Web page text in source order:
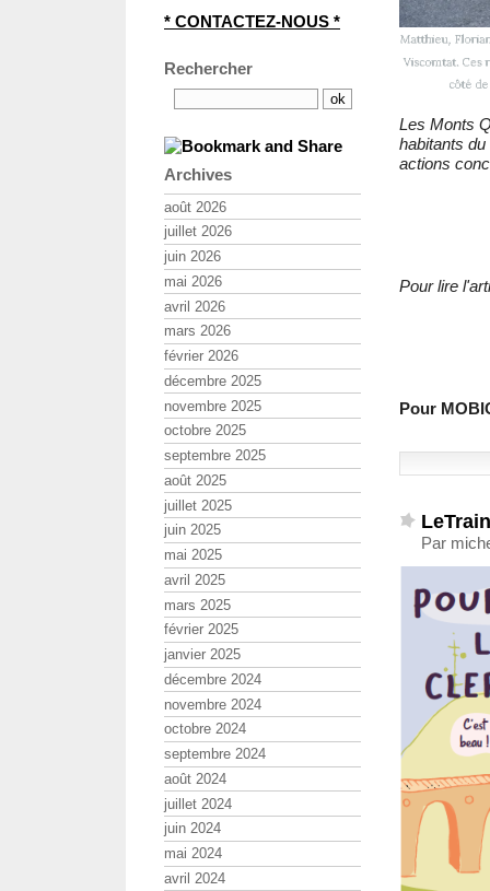
Les Monts
habitants
actions
Pour lire
Pour
Par
* CONTACTEZ-NOUS *
Rechercher
Archives
août 2026
juillet 2026
juin 2026
mai 2026
avril 2026
mars 2026
février 2026
décembre 2025
novembre 2025
octobre 2025
septembre 2025
août 2025
juillet 2025
juin 2025
mai 2025
avril 2025
mars 2025
février 2025
janvier 2025
décembre 2024
novembre 2024
octobre 2024
septembre 2024
août 2024
juillet 2024
juin 2024
mai 2024
avril 2024